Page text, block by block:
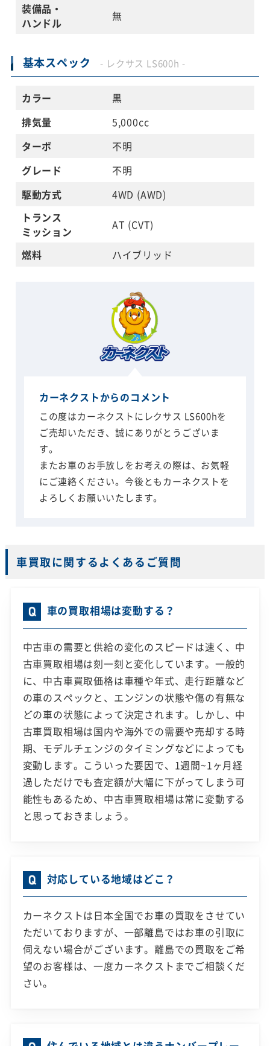
装備品・
ハンドル
無
基本スペック - レクサス LS600h -
カラー
黒
排気量
5,000cc
ターボ
不明
グレード
不明
駆動方式
4WD (AWD)
トランス
ミッション
AT (CVT)
燃料 ハイブリッド
カーネクストからのコメント
この度はカーネクストにレクサス LS600hを
ご売却いただき、誠にありがとうございま
す。
またお車のお手放しをお考えの際は、お気軽
にご連絡ください。今後ともカーネクストを
よろしくお願いいたします。
車買取に関するよくあるご質問
車の買取相場は変動する？
中古車の需要と供給の変化のスピードは速く、中
古車買取相場は刻一刻と変化しています。一般的
に、中古車買取価格は車種や年式、走行距離など
の車のスペックと、エンジンの状態や傷の有無な
どの車の状態によって決定されます。しかし、中
古車買取相場は国内や海外での需要や売却する時
期、モデルチェンジのタイミングなどによっても
変動します。こういった要因で、1週間~1ヶ月経
過しただけでも査定額が大幅に下がってしまう可
能性もあるため、中古車買取相場は常に変動する
と思っておきましょう。
対応している地域はどこ？
カーネクストは日本全国でお車の買取をさせてい
ただいておりますが、一部離島ではお車の引取に
伺えない場合がございます。離島での買取をご希
望のお客様は、一度カーネクストまでご相談くだ
さい。